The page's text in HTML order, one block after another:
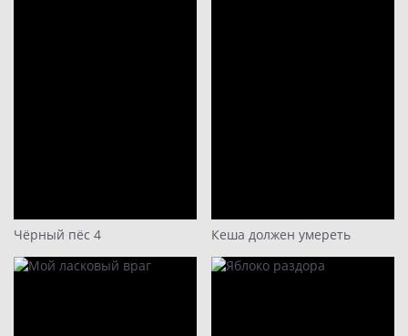
Чёрный пёс 4 Кеша должен умереть